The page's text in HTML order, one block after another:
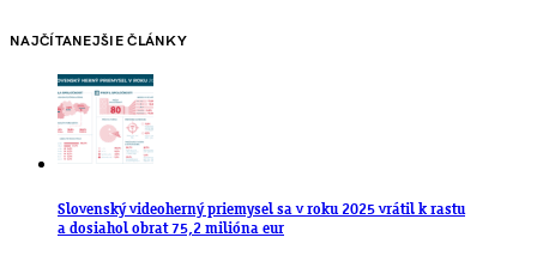
NAJČÍTANEJŠIE ČLÁNKY
Slovenský videoherný priemysel sa v roku 2025 vrátil k rastu
a dosiahol obrat 75,2 milióna eur